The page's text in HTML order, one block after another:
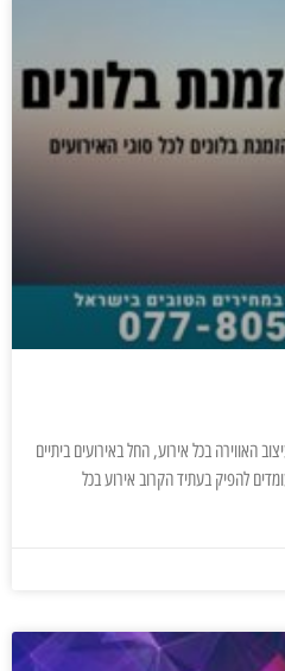
האווירה בכל אירוע, החל באירועים ביתיים
להפיק בעתיד הקרוב אירוע בכל